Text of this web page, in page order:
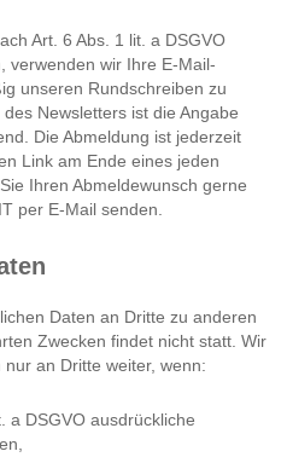
Art. 6 Abs. 1 lit. a DSGVO
verwenden wir Ihre E-Mail-
unseren Rundschreiben zu
Newsletters ist die Angabe
Die Abmeldung ist jederzeit
Link am Ende eines jeden
Ihren Abmeldewunsch gerne
per E-Mail senden.
Daten an Dritte zu anderen
Zwecken findet nicht statt. Wir
an Dritte weiter, wenn:
a DSGVO ausdrückliche